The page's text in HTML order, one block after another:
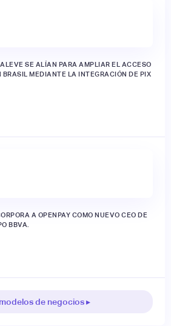
SE ALÍAN PARA AMPLIAR EL ACCESO
BRASIL MEDIANTE LA INTEGRACIÓN DE PIX
A OPENPAY COMO NUEVO CEO DE
BBVA.
de negocios ▸